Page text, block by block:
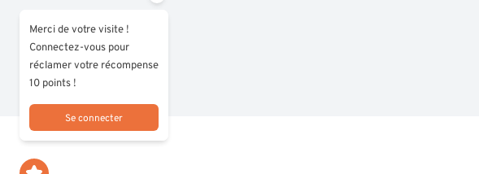
Merci de votre visite !
Connectez-vous pour
réclamer votre récompense
10 points !
Se connecter